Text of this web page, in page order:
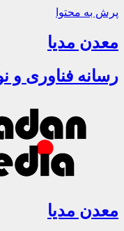
پرش به محتوا
معدن مدیا
رسانه فناوری و
معدن مدیا